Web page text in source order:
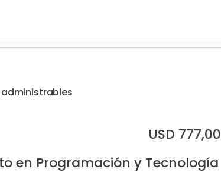
USD 777,00
en Programación y Tecnología